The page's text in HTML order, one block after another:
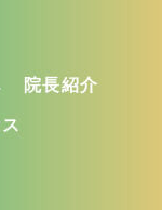
院長紹介